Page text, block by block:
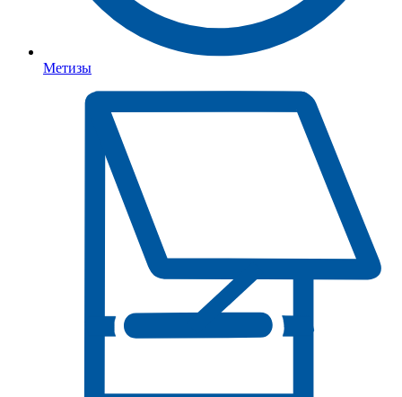
Метизы